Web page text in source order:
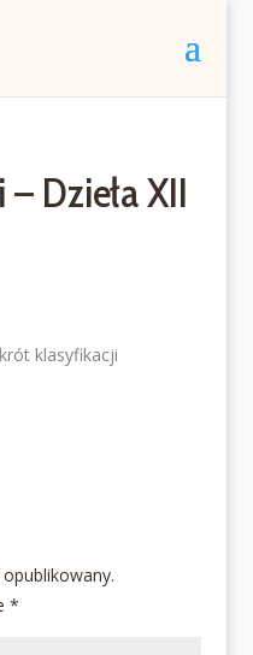
– Dzieła XII
klasyfikacji
*